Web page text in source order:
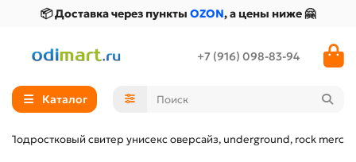
📦 Доставка через пункты OZON, а цены ниже 🤗
+7 (916) 098-83-94
Каталог
свитер унисекс оверсайз, underground, rock merch.